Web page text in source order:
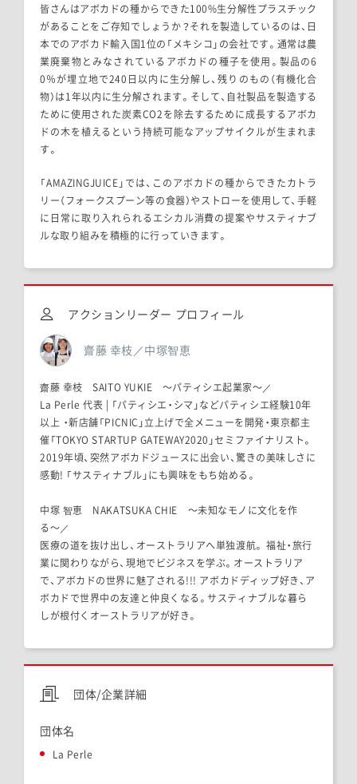
皆さんはアボカドの種からできた100%生分解性プラスチック
があることをご存知でしょうか？それを製造しているのは、日
本でのアボカド輸入国1位の「メキシコ」の会社です。通常は農
業廃棄物とみなされているアボカドの種子を使用。製品の6
0％が埋立地で240日以内に生分解し、残りのもの（有機化合
物）は1年以内に生分解されます。そして、自社製品を製造する
ために使用された炭素CO2を除去するために成長するアボカ
ドの木を植えるという持続可能なアップサイクルが生まれま
す。
「AMAZINGJUICE」では、このアボカドの種からできたカトラ
リー（フォークスプーン等の食器）やストローを使用して、手軽
に日常に取り入れられるエシカル消費の提案やサスティナブ
ルな取り組みを積極的に行っていきます。
アクションリーダー プロフィール
齋藤 幸枝／中塚智恵
齋藤 幸枝 SAITO YUKIE 〜パティシエ起業家〜／
La Perle 代表 | 「パティシエ・シマ」などパティシエ経験10年
以上 ・新店舗「PICNIC」立上げで全メニューを開発・東京都主
催「TOKYO STARTUP GATEWAY2020」セミファイナリスト。
2019年頃、突然アボカドジュースに出会い、驚きの美味しさに
感動! 「サスティナブル」にも興味をもち始める。
中塚 智恵 NAKATSUKA CHIE 〜未知なモノに文化を作
る〜／
医療の道を抜け出し、オーストラリアへ単独渡航。 福祉・旅行
業に関わりながら、現地でビジネスを学ぶ。オーストラリア
で、アボカドの世界に魅了される!!! アボカドディップ好き、ア
ボカドで世界中の友達と仲良くなる。サスティナブルな暮ら
しが根付くオーストラリアが好き。
団体/企業詳細
団体名
La Perle